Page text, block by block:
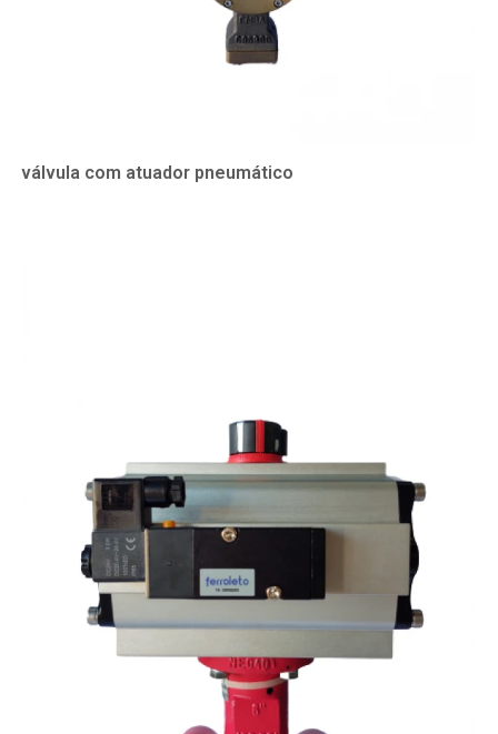
válvula com atuador pneumático